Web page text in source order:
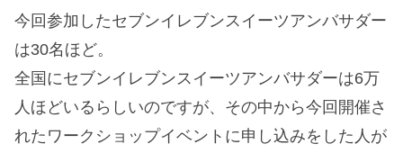
今回参加したセブンイレブンスイーツアンバサダー
は30名ほど。
全国にセブンイレブンスイーツアンバサダーは6万
人ほどいるらしいのですが、その中から今回開催さ
れたワークショップイベントに申し込みをした人が